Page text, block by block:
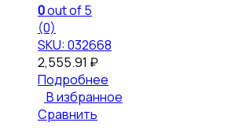
0out of 5
(0)
SKU: 032668
2,555.91 ₽
Подробнее
В избранное
Сравнить